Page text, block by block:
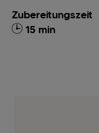
Zubereitungszeit
15 min